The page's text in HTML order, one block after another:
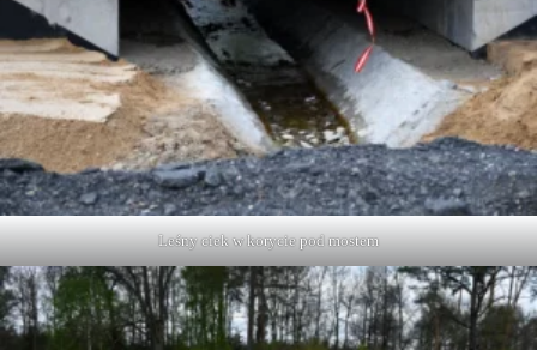
Leśny ciek w korycie pod mostem